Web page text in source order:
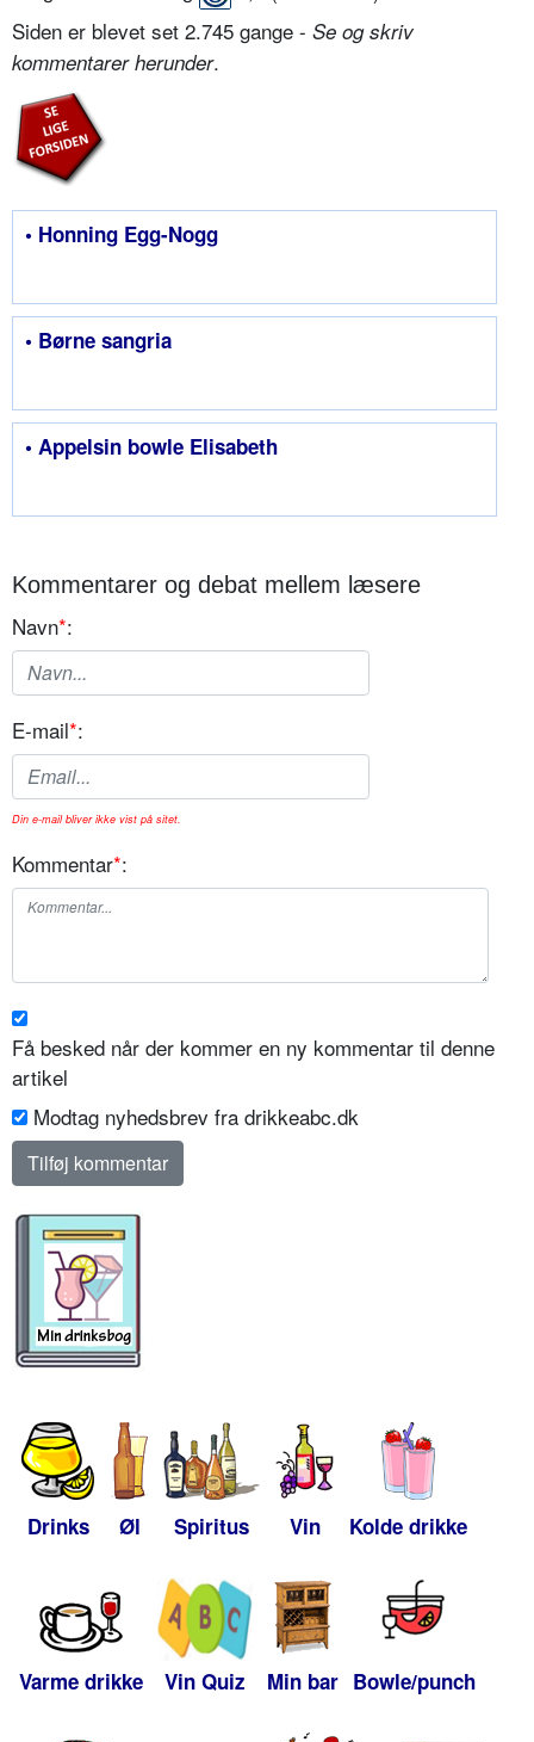
Siden er blevet set 2.745 gange - Se og skriv
kommentarer herunder.
• Honning Egg-Nogg
• Børne sangria
• Appelsin bowle Elisabeth
Kommentarer og debat mellem læsere
Navn*:
E-mail*:
Din e-mail bliver ikke vist på sitet.
Kommentar*:
Få besked når der kommer en ny kommentar til denne
artikel
Modtag nyhedsbrev fra drikkeabc.dk
Drinks Øl Spiritus Vin Kolde drikke
Varme drikke Vin Quiz Min bar Bowle/punch